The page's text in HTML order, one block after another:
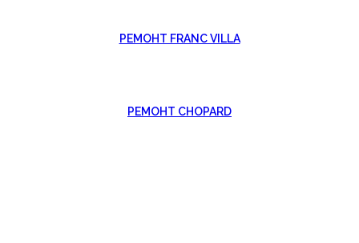
РЕМОНТ FRANC VILLA
РЕМОНТ CHOPARD